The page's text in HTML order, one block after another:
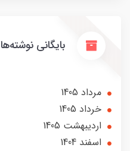
بایگانی نوشته‌ها
مرداد 1405
خرداد 1405
ارديبهشت 1405
اسفند 1404